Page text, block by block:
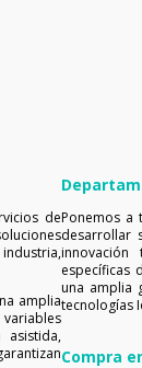
de
amplia
asistida,
Ponemos a
desarrollar
innovación
específicas
una amplia
tecnologías
Compra